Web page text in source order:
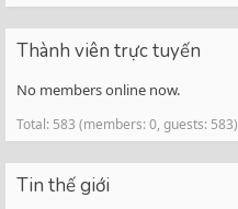
Thành viên trực tuyến
No members online now.
Total: 583 (members: 0, guests: 583)
Tin thế giới